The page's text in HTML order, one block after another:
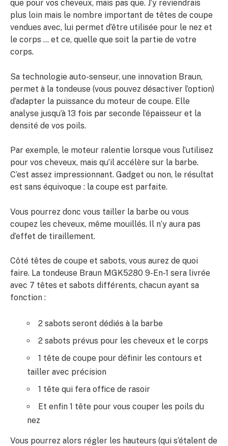
que pour vos cheveux, mais pas que. J’y reviendrais
plus loin mais le nombre important de têtes de coupe
vendues avec, lui permet d’être utilisée pour le nez et
le corps … et ce, quelle que soit la partie de votre
corps.
Sa technologie auto-senseur, une innovation Braun,
permet à la tondeuse (vous pouvez désactiver l’option)
d’adapter la puissance du moteur de coupe. Elle
analyse jusqu’à 13 fois par seconde l’épaisseur et la
densité de vos poils.
Par exemple, le moteur ralentie lorsque vous l’utilisez
pour vos cheveux, mais qu’il accélère sur la barbe.
C’est assez impressionnant. Gadget ou non, le résultat
est sans équivoque : la coupe est parfaite.
Vous pourrez donc vous tailler la barbe ou vous
coupez les cheveux, même mouillés. Il n’y aura pas
d’effet de tiraillement.
Côté têtes de coupe et sabots, vous aurez de quoi
faire. La tondeuse Braun MGK5280 9-En-1 sera livrée
avec 7 têtes et sabots différents, chacun ayant sa
fonction :
2 sabots seront dédiés à la barbe
2 sabots prévus pour les cheveux et le corps
1 tête de coupe pour définir les contours et
tailler avec précision
1 tête qui fera office de rasoir
Et enfin 1 tête pour vous couper les poils du
nez
Vous pourrez alors régler les hauteurs (qui s’étalent de